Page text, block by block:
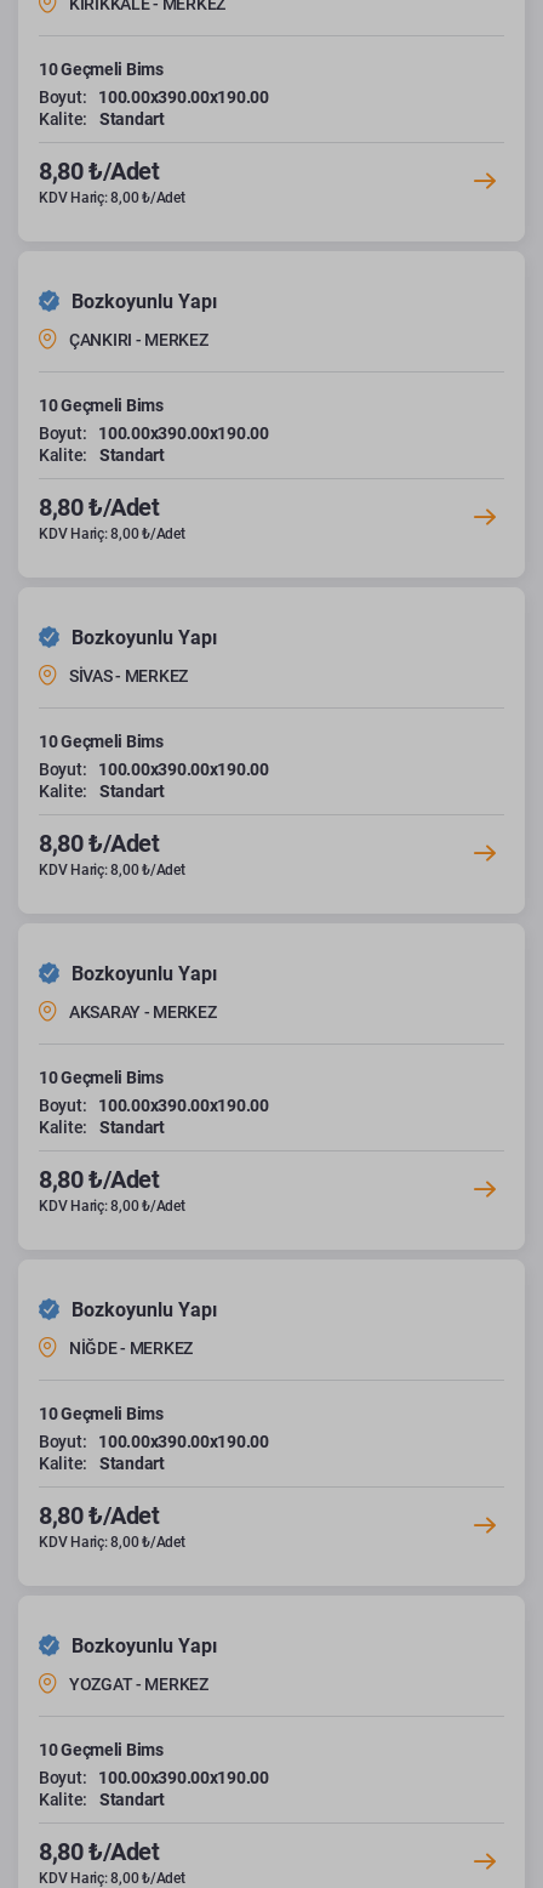
10 Geçmeli Bims
Boyut:
100.00x390.00x190.00
Kalite:
Standart
8,80 ₺/Adet
KDV Hariç: 8,00 ₺/Adet
Bozkoyunlu Yapı
ÇANKIRI - MERKEZ
10 Geçmeli Bims
Boyut:
100.00x390.00x190.00
Kalite:
Standart
8,80 ₺/Adet
KDV Hariç: 8,00 ₺/Adet
Bozkoyunlu Yapı
SİVAS - MERKEZ
10 Geçmeli Bims
Boyut:
100.00x390.00x190.00
Kalite:
Standart
8,80 ₺/Adet
KDV Hariç: 8,00 ₺/Adet
Bozkoyunlu Yapı
AKSARAY - MERKEZ
10 Geçmeli Bims
Boyut:
100.00x390.00x190.00
Kalite:
Standart
8,80 ₺/Adet
KDV Hariç: 8,00 ₺/Adet
Bozkoyunlu Yapı
NİĞDE - MERKEZ
10 Geçmeli Bims
Boyut:
100.00x390.00x190.00
Kalite:
Standart
8,80 ₺/Adet
KDV Hariç: 8,00 ₺/Adet
Bozkoyunlu Yapı
YOZGAT - MERKEZ
10 Geçmeli Bims
Boyut:
100.00x390.00x190.00
Kalite:
Standart
8,80 ₺/Adet
KDV Hariç: 8,00 ₺/Adet